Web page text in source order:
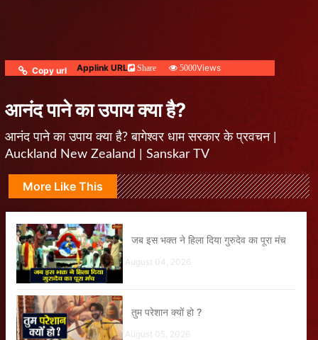
Copy url Applink URL Share 5000Views
आनंद पाने का उपाय क्या है?
आनंद पाने का उपाय क्या है? बागेश्वर धाम सरकार के प्रवचन |
Auckland New Zealand | Sanskar TV
More Like This
जब इस भक्त ने हिला दिया गुरुदेव का पूरा मंच
August 04, 2026
तुम परेशान क्यों हो ?
August 05, 2026